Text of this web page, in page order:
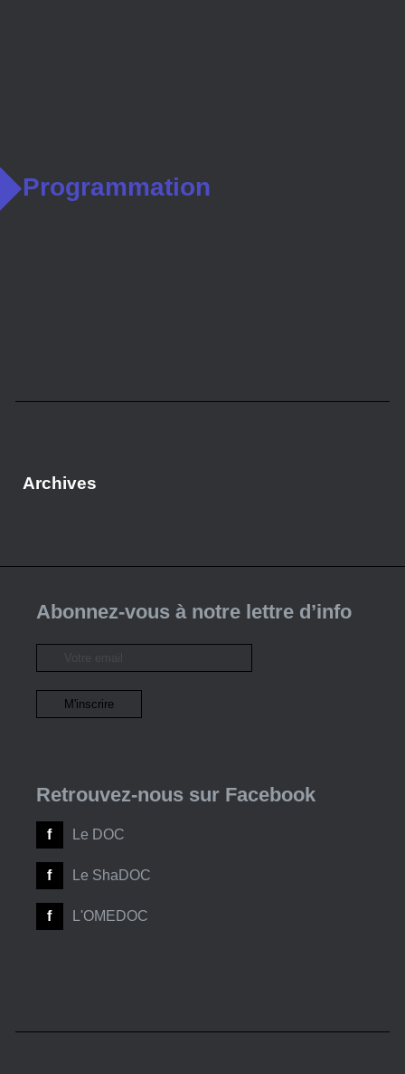
Programmation
Archives
Abonnez-vous à notre lettre d’info
Retrouvez-nous sur Facebook
Le DOC
Le ShaDOC
L'OMEDOC